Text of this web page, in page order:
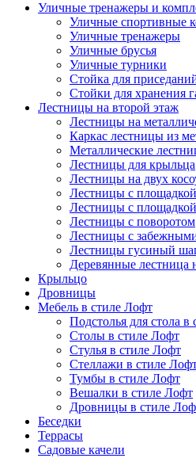
Уличные тренажеры и
Уличные спортивные
Уличные тренажеры
Уличные брусья
Уличные турники
Cтойка для
Стойки для хранения
Лестницы на второй этаж
Лестницы на
Каркас лестницы из
Металлические
Лестницы для крыльца
Лестницы на двух
Лестницы с площадкой
Лестницы с площадкой
Лестницы с поворотом
Лестницы с
Лестницы гусиный
Деревянные лестница
Крыльцо
Дровницы
Мебель в стиле Лофт
Подстолья для стола в
Столы в стиле Лофт
Стулья в стиле Лофт
Стеллажи в стиле
Тумбы в стиле Лофт
Вешалки в стиле Лофт
Дровницы в стиле
Беседки
Террасы
Садовые качели